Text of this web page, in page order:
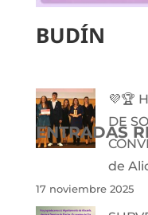
BUDÍN
ENTRADAS
💜🏆
DE
de
17 noviembre 2025